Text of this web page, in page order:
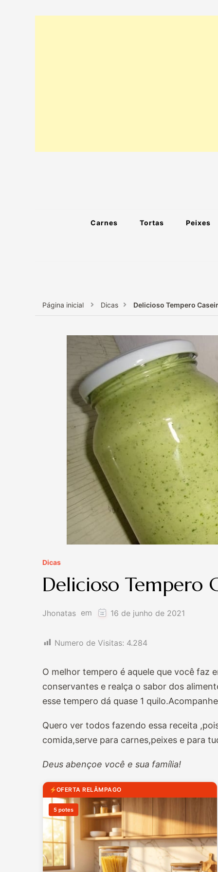
Carnes Tortas Peixes
Página inicial Dicas Delicioso Tempero
Dicas
Delicioso Tempero
Jhonatas em 16 de junho de 2021
Numero de Visitas: 4.284
O melhor tempero é aquele que você faz
conservantes e realça o sabor dos
esse tempero dá quase 1
Quero ver todos fazendo essa receita
comida,serve para carnes,peixes e para
Deus abençoe você e sua família!
OFERTA RELÂMPAGO
5 potes